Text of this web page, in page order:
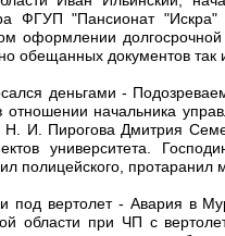
ФГУП "Пансионат
оформлении
обещанных документов так
деньгами -
начальника
Н. И. Пирогова Дмитрия
университета.
полицейского,
вертолет - Авария в
области при ЧП с